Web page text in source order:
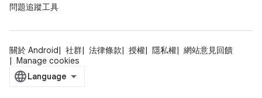
問題追蹤工具
關於 Android 社群 法律條款 授權 隱私權
網站意見回饋
Manage cookies